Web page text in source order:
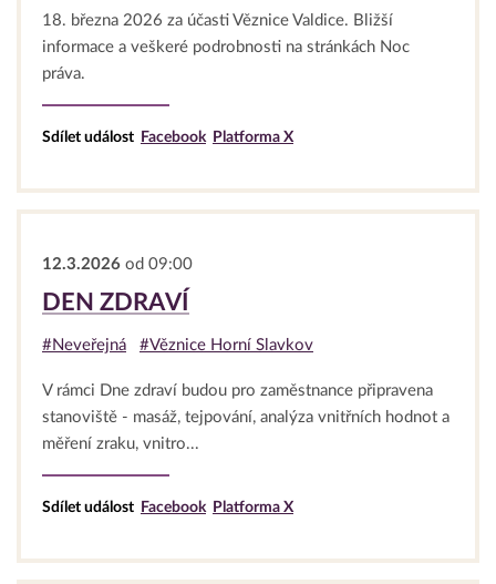
18. března 2026 za účasti Věznice Valdice. Bližší
informace a veškeré podrobnosti na stránkách Noc
práva.
Sdílet událost Facebook Platforma X
12.3.2026 od 09:00
DEN ZDRAVÍ
#Neveřejná #Věznice Horní Slavkov
V rámci Dne zdraví budou pro zaměstnance připravena
stanoviště - masáž, tejpování, analýza vnitřních hodnot a
měření zraku, vnitro...
Sdílet událost Facebook Platforma X